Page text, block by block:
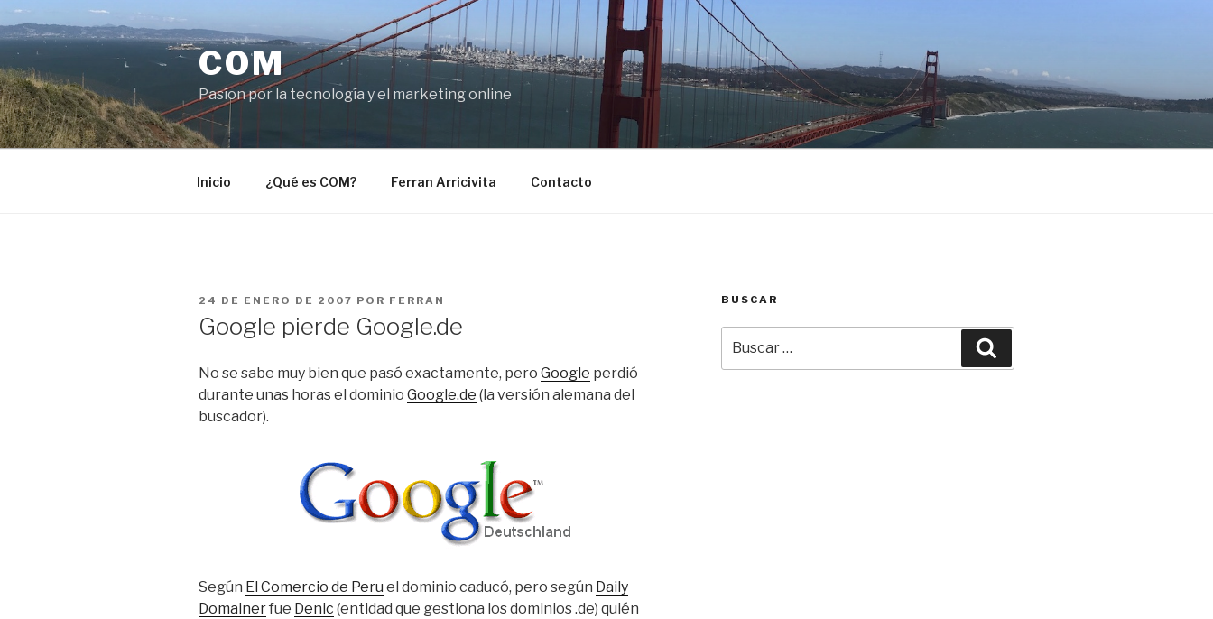
Saltar
al
contenido
COM
Pasíon por la tecnología y el marketing online
Inicio ¿Qué es COM? Ferran Arricivita Contacto
PUBLICADO
24 DE ENERO DE 2007 POR FERRAN
Google pierde Google.de
No se sabe muy bien que pasó exactamente, pero Google perdió
durante unas horas el dominio Google.de (la versión alemana del
buscador).
Según El Comercio de Peru el dominio caducó, pero según Daily
Domainerfue Denic (entidad que gestiona los dominios .de) quién
BUSCAR
por: